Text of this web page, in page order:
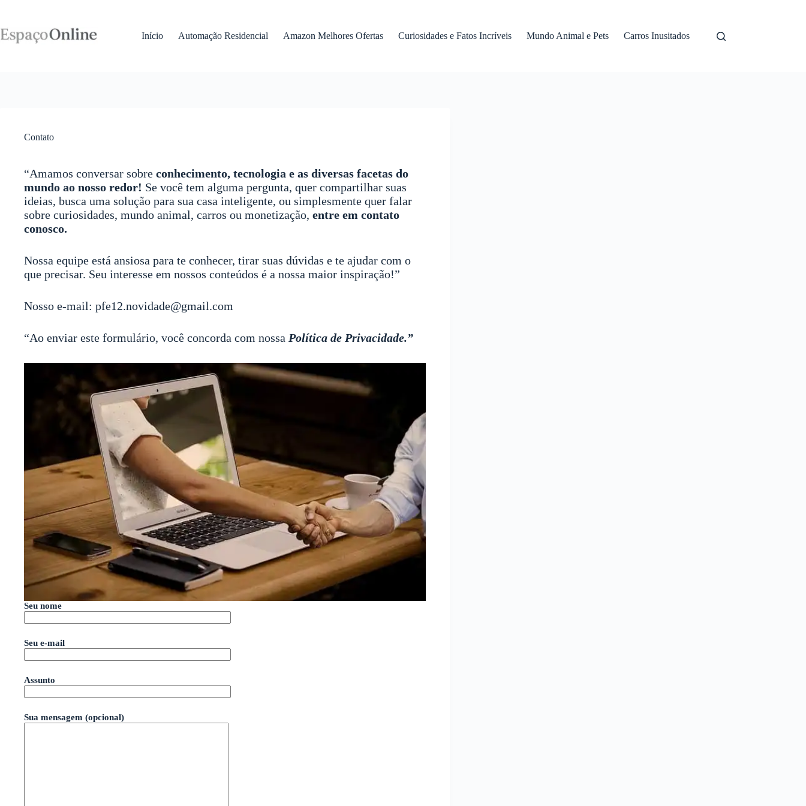
o
conteúdo
Início Automação Residencial Amazon Melhores Ofertas Curiosidades e Fatos Incríveis Mundo Animal e Pets Carros Inusitados Monetização
Contato
“Amamos conversar sobre conhecimento, tecnologia e as diversas facetas do
mundo ao nosso redor! Se você tem alguma pergunta, quer compartilhar suas
ideias, busca uma solução para sua casa inteligente, ou simplesmente quer falar
sobre curiosidades, mundo animal, carros ou monetização, entre em contato
conosco.
Nossa equipe está ansiosa para te conhecer, tirar suas dúvidas e te ajudar com o
que precisar. Seu interesse em nossos conteúdos é a nossa maior inspiração!”
Nosso e-mail: pfe12.novidade@gmail.com
“Ao enviar este formulário, você concorda com nossa Política de Privacidade.”
Seu nome
Seu e-mail
Assunto
Sua mensagem (opcional)